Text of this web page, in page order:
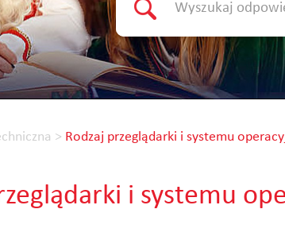
> Rodzaj przeglądarki i systemu
i systemu